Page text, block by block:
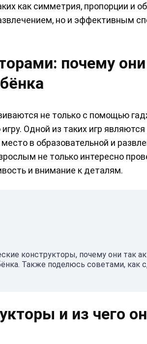
как симметрия, пропорции и
но и эффективным
почему
не только с помощью
Одной из таких игр являются
в образовательной и
не только интересно
и внимание к деталям.
конструкторы, почему они так
Также поделюсь советами, как
и из чего